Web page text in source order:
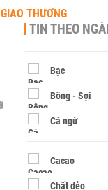
GIAO THƯƠNG
TIN THEO
Bạc
Bông - Sợi
Cá ngừ
Cacao
Chất dẻo